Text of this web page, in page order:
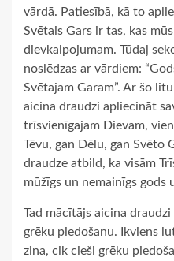
vārdā. Patiesībā, kā to
Svētais Gars ir tas, kas
dievkalpojumam. Tūdaļ
noslēdzas ar vārdiem:
Svētajam Garam”. Ar šo
aicina draudzi apliecināt
trīsvienīgajam Dievam,
Tēvu, gan Dēlu, gan Svēto
draudze atbild, ka visām
mūžīgs un nemainīgs gods
Tad mācītājs aicina
grēku piedošanu. Ikviens
zina, cik cieši grēku